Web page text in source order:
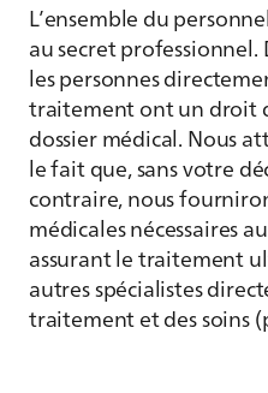
L’ensemble du
au secret professionnel.
les personnes
traitement ont un droit
dossier médical. Nous
le fait que, sans votre
contraire, nous
médicales nécessaires
assurant le traitement
autres spécialistes
traitement et des soins